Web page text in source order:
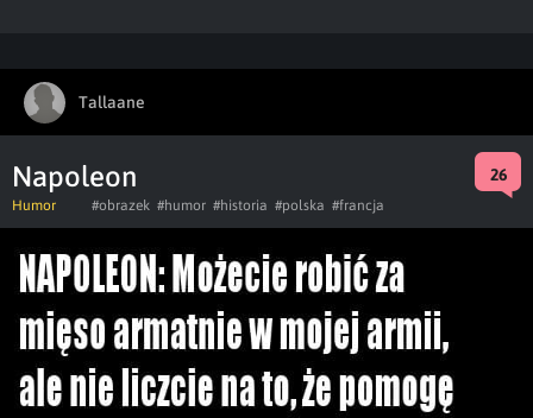
Tallaane
Napoleon 26
Humor #obrazek #humor #historia #polska #francja